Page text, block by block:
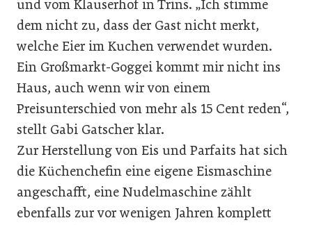
und vom Klauserhof in Trins. „Ich stimme
dem nicht zu, dass der Gast nicht merkt,
welche Eier im Kuchen verwendet wurden.
Ein Großmarkt-Goggei kommt mir nicht ins
Haus, auch wenn wir von einem
Preisunterschied von mehr als 15 Cent reden“,
stellt Gabi Gatscher klar.
Zur Herstellung von Eis und Parfaits hat sich
die Küchenchefin eine eigene Eismaschine
angeschafft, eine Nudelmaschine zählt
ebenfalls zur vor wenigen Jahren komplett